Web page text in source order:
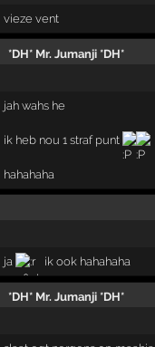
vieze vent
*DH* Mr. Jumanji *DH*
jah wahs he
ik heb nou 1 straf punt
hahahaha
ja ik ook hahahaha
*DH* Mr. Jumanji *DH*